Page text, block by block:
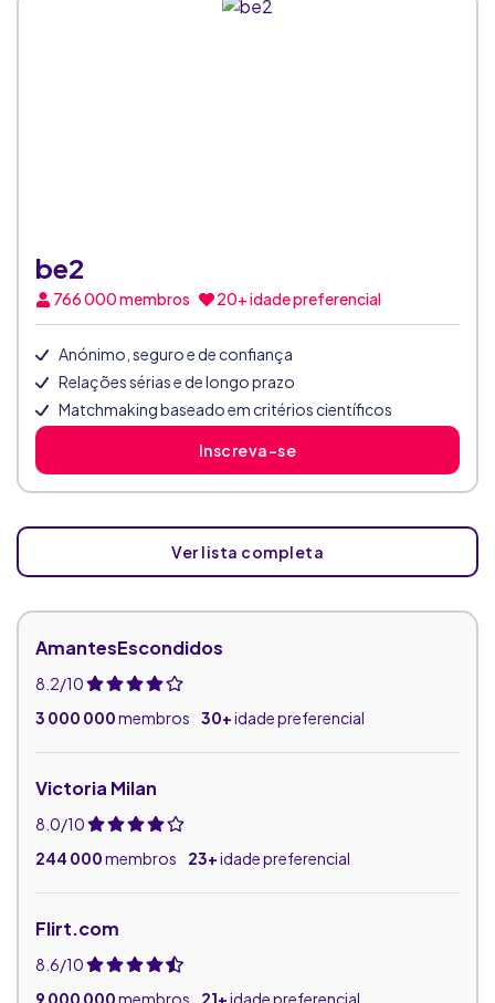
be2
766 000membros 20+ idade preferencial
Anónimo, seguro e de confiança
Relações sérias e de longo prazo
Matchmaking baseado em critérios científicos
Inscreva-se
Ver lista completa
AmantesEscondidos
8.2/10
3 000 000membros 30+idade preferencial
Victoria Milan
8.0/10
244 000membros 23+idade preferencial
Flirt.com
8.6/10
9 000 000membros 21+idade preferencial